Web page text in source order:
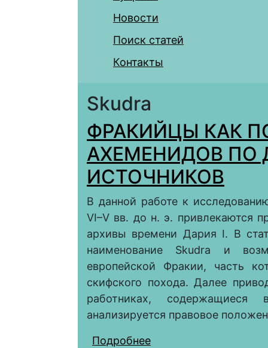
Новости
Поиск статей
Контакты
Skudra
ФРАКИЙЦЫ КАК
АХЕМЕНИДОВ ПО
ИСТОЧНИКОВ
В данной работе к
VI–V вв. до н. э. привлекаются
архивы времени Дария I. В
наименование Skudra и
европейской Фракии, часть
скифского похода. Далее
работниках,
анализируется правовое
Подробнее